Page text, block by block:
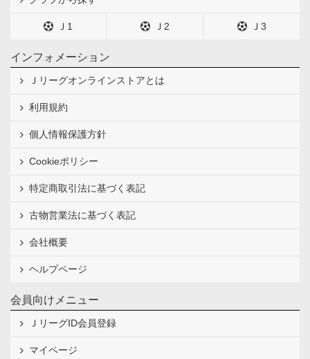
Ｊ1 Ｊ2 Ｊ3
インフォメーション
Ｊリーグオンラインストアとは
利用規約
個人情報保護方針
Cookieポリシー
特定商取引法に基づく表記
古物営業法に基づく表記
会社概要
ヘルプページ
会員向けメニュー
ＪリーグID会員登録
マイページ